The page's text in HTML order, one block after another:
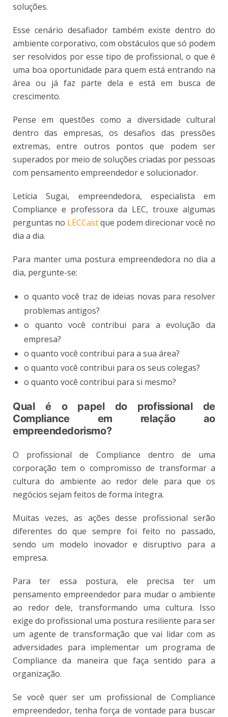
soluções.
Esse cenário desafiador também existe dentro do
ambiente corporativo, com obstáculos que só podem
ser resolvidos por esse tipo de profissional, o que é
uma boa oportunidade para quem está entrando na
área ou já faz parte dela e está em busca de
crescimento.
Pense em questões como a diversidade cultural
dentro das empresas, os desafios das pressões
extremas, entre outros pontos que podem ser
superados por meio de soluções criadas por pessoas
com pensamento empreendedor e solucionador.
Letícia Sugai, empreendedora, especialista em
Compliance e professora da LEC, trouxe algumas
perguntas no LECCastque podem direcionar você no
dia a dia.
Para manter uma postura empreendedora no dia a
dia, pergunte-se:
o quanto você traz de ideias novas para resolver
problemas antigos?
o quanto você contribui para a evolução da
empresa?
o quanto você contribui para a sua área?
o quanto você contribui para os seus colegas?
o quanto você contribui para si mesmo?
Qual é o papel do profissional de
Compliance em relação ao
empreendedorismo?
O profissional de Compliance dentro de uma
corporação tem o compromisso de transformar a
cultura do ambiente ao redor dele para que os
negócios sejam feitos de forma íntegra.
Muitas vezes, as ações desse profissional serão
diferentes do que sempre foi feito no passado,
sendo um modelo inovador e disruptivo para a
empresa.
Para ter essa postura, ele precisa ter um
pensamento empreendedor para mudar o ambiente
ao redor dele, transformando uma cultura. Isso
exige do profissional uma postura resiliente para ser
um agente de transformação que vai lidar com as
adversidades para implementar um programa de
Compliance da maneira que faça sentido para a
organização.
Se você quer ser um profissional de Compliance
empreendedor, tenha força de vontade para buscar